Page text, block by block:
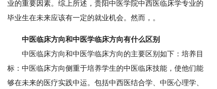
业的重要因素。综上所述，贵阳中医学院中西医临床学专业的
毕业生在未来应该有一定的就业机会。然而，。
中医临床方向和中医学临床方向有什么区别
中医临床方向和中医学临床方向的主要区别如下：培养目
标：中医临床方向侧重于培养学生的中医临床技能，使他们能
够在未来的医疗实践中运。包括中西医结合学、中医心理学、